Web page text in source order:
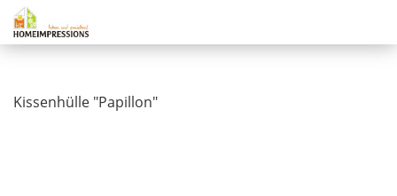
Kissenhülle "Papillon"